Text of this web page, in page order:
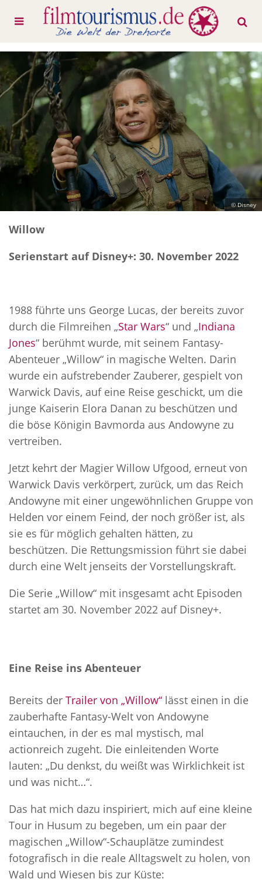
© Disney
Willow
Serienstart auf Disney+: 30. November 2022
1988 führte uns George Lucas, der bereits zuvor
durch die Filmreihen „Star Wars“ und „Indiana
Jones“ berühmt wurde, mit seinem Fantasy-
Abenteuer „Willow“ in magische Welten. Darin
wurde ein aufstrebender Zauberer, gespielt von
Warwick Davis, auf eine Reise geschickt, um die
junge Kaiserin Elora Danan zu beschützen und
die böse Königin Bavmorda aus Andowyne zu
vertreiben.
Jetzt kehrt der Magier Willow Ufgood, erneut von
Warwick Davis verkörpert, zurück, um das Reich
Andowyne mit einer ungewöhnlichen Gruppe von
Helden vor einem Feind, der noch größer ist, als
sie es für möglich gehalten hätten, zu
beschützen. Die Rettungsmission führt sie dabei
durch eine Welt jenseits der Vorstellungskraft.
Die Serie „Willow“ mit insgesamt acht Episoden
startet am 30. November 2022 auf Disney+.
Eine Reise ins Abenteuer
Bereits der Trailer von „Willow“ lässt einen in die
zauberhafte Fantasy-Welt von Andowyne
eintauchen, in der es mal mystisch, mal
actionreich zugeht. Die einleitenden Worte
lauten: „Du denkst, du weißt was Wirklichkeit ist
und was nicht…“.
Das hat mich dazu inspiriert, mich auf eine kleine
Tour in Husum zu begeben, um ein paar der
magischen „Willow“-Schauplätze zumindest
fotografisch in die reale Alltagswelt zu holen, von
Wald und Wiesen bis zur Küste: